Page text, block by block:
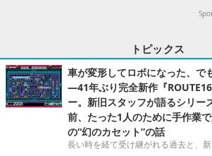
トピックス
車が変形してロボになった、で
―41年ぶり完全新作『
ー。新旧スタッフが語るシリー
前、たった1人のために手作業
の“幻のカセット”の話
長い時を経て受け継がれる過去と、新